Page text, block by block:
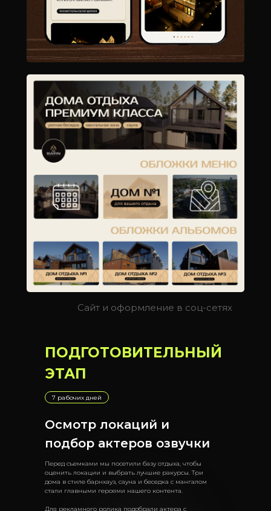
Сайт и оформление в соц-сетях
Перед съемками мы посетили базу отдыха, чтобы
оценить локации и выбрать лучшие ракурсы. Три
дома в стиле барнхауз, сауна и беседка с мангалом
стали главными героями нашего контента.
Для рекламного ролика подобрали актера с
ПОДГОТОВИТЕЛЬНЫЙ
ЭТАП
Осмотр локаций и
подбор актеров озвучки
7 рабочих дней